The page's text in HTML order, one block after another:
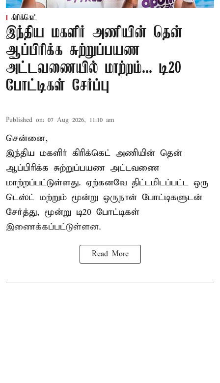
கிரிக்கெட்
இந்திய மகளிர் அணியின் தென்
ஆப்பிரிக்க சுற்றுப்பயண
அட்டவணையில் மாற்றம்... டி20
போட்டிகள் சேர்ப்பு
Published on: 07 Aug 2026, 11:10 am
சென்னை,
இந்திய மகளிர் கிரிக்கெட் அணியின் தென்
ஆப்பிரிக்க சுற்றுப்பயண அட்டவணை
மாற்றப்பட்டுள்ளது. ஏற்கனவே திட்டமிடப்பட்ட ஒரு
டெஸ்ட் மற்றும் மூன்று ஒருநாள் போட்டிகளுடன்
சேர்த்து, மூன்று டி20 போட்டிகள்
இணைக்கப்பட்டுள்ளன.
Read More